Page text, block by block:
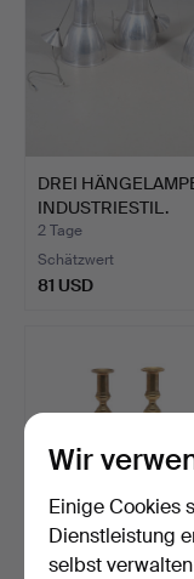
DREI
INDUSTRIESTIL.
2 Tage
Schätzwert
81 USD
Wir
Einige Cookies
Dienstleistung
selbst